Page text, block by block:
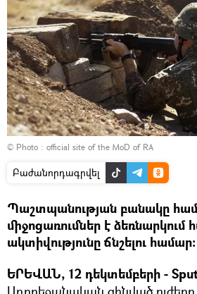
© Photo : official site of the MoD of RA
Բաժանորդագրվել
Պաշտպանության բանակը
միջոցառումներ է
ակտիվությունը ճնշելու համար։
ԵՐԵՎԱՆ, 12 դեկտեմբերի -